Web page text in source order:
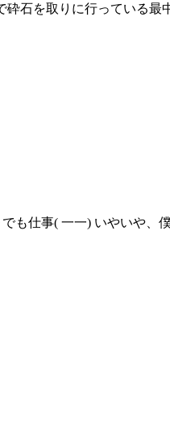
石を取りに行っている
も仕事( 一一) いやいや、